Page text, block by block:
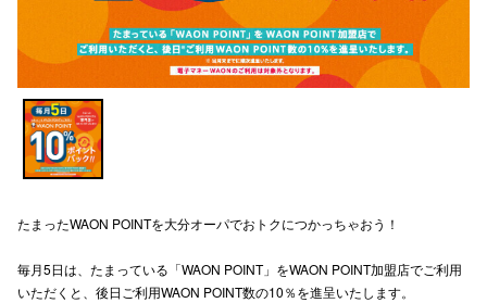
たまったWAON POINTを大分オーパでおトクにつかっちゃおう！
毎月5日は、たまっている「WAON POINT」をWAON POINT加盟店でご利用
いただくと、後日ご利用WAON POINT数の10％を進呈いたします。
公式SNS
利用規約